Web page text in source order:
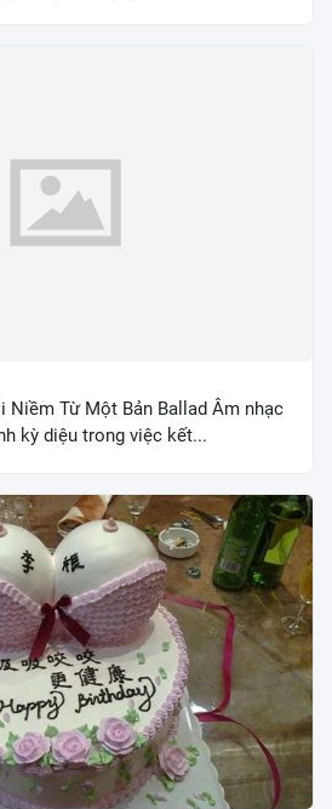
Niềm Từ Một Bản Ballad Âm nhạc
kỳ diệu trong việc kết...